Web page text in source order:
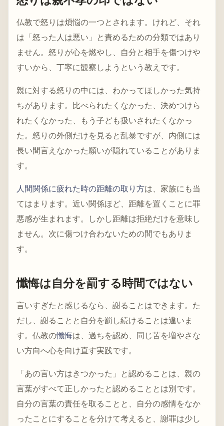
仏教で怒りは煩悩の一つとされます。けれど、それ
は「怒った人は悪い」と責めるための分類ではあり
ません。怒りが心を燃やし、自分と相手を傷つけや
すいから、丁寧に観察しようという教えです。
親に対する怒りの中には、わかってほしかった気持
ちがあります。比べられたくなかった、決めつけら
れたくなかった、もう子ども扱いされたくなかっ
た。怒りの外側だけを見ると乱暴ですが、内側には
長い間言えなかった願いが隠れていることがありま
す。
人間関係に疲れた時の距離の取り方は、家族にも当
てはまります。近い関係ほど、距離を置くことに罪
悪感が生まれます。しかし距離は拒絶だけを意味し
ません。次に傷つけ合わないための間でもありま
す。
懺悔は自分を罰する時間ではない
言いすぎたと感じるなら、謝ることはできます。た
だし、謝ることと自分を罰し続けることは違いま
す。仏教の懺悔は、過ちを認め、同じ苦を増やさな
い方向へ心を向け直す実践です。
「あの言い方はきつかった」と認めることは、親の
言葉がすべて正しかったと認めることとは別です。
自分の言葉の責任を取ることと、自分の感情をなか
ったことにすることを分けて考えると、謝罪は少し